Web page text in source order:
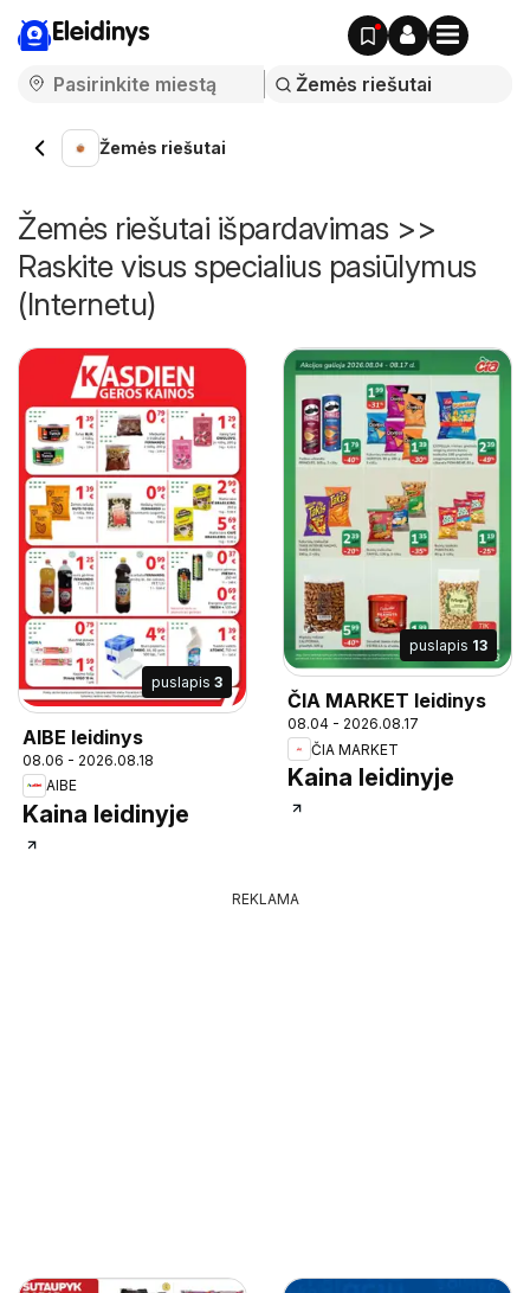
Eleidinys
Žemės riešutai
Žemės riešutai išpardavimas >>
Raskite visus specialius pasiūlymus
(Internetu)
puslapis 3
AIBE leidinys
08.06 - 2026.08.18
AIBE
Kaina leidinyje
puslapis 13
ČIA MARKET leidinys
08.04 - 2026.08.17
ČIA MARKET
Kaina leidinyje
REKLAMA